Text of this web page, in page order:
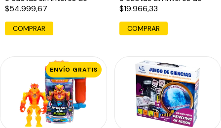
$54.999,67
$19.966,33
COMPRAR
ENVÍO GRATIS